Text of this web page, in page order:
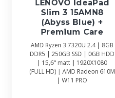
LENOVO IdeaPad
Slim 3 15AMN8
(Abyss Blue) +
Premium Care
AMD Ryzen 3 7320U 2.4 | 8GB
DDR5 | 250GB SSD | 0GB HDD
| 15,6" matt | 1920X1080
(FULL HD) | AMD Radeon 610M
| W11 PRO